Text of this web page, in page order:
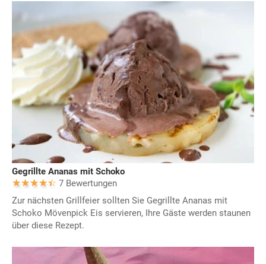
Gegrillte Ananas mit Schoko
7 Bewertungen
Zur nächsten Grillfeier sollten Sie Gegrillte Ananas mit
Schoko Mövenpick Eis servieren, Ihre Gäste werden staunen
über diese Rezept.